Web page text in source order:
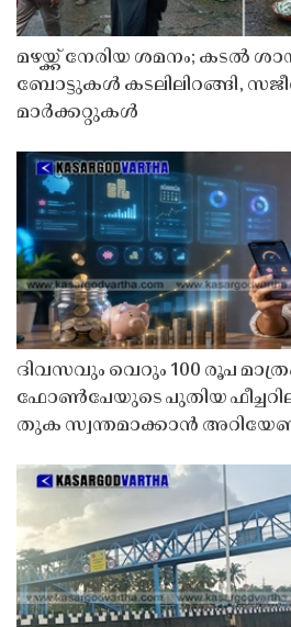
മഴയ്ക്ക് നേരിയ ശമനം; കടൽ
ബോട്ടുകൾ കടലിലിറങ്ങി,
മാർക്കറ്റുകൾ
ദിവസവും വെറും 100 രൂപ
ഫോൺപേയുടെ പുതിയ
തുക സ്വന്തമാക്കാൻ